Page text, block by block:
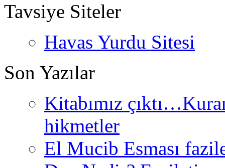
Tavsiye Siteler
Havas Yurdu Sitesi
Son Yazılar
Kitabımız
hikmetler
El Mucib Esması